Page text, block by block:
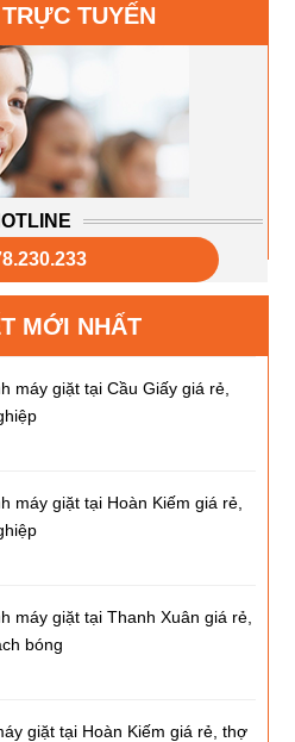
TUYẾN
MỚI NHẤT
máy giặt tại Cầu Giấy giá rẻ,
máy giặt tại Hoàn Kiếm giá rẻ,
máy giặt tại Thanh Xuân giá rẻ,
bóng
giặt tại Hoàn Kiếm giá rẻ, thợ